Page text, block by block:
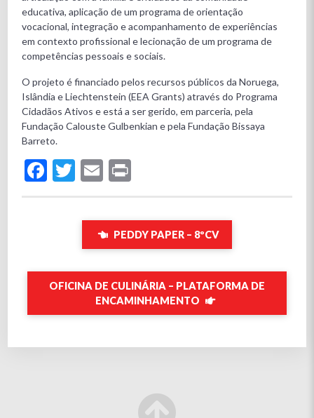
educativa, aplicação de um programa de orientação
vocacional, integração e acompanhamento de experiências
em contexto profissional e lecionação de um programa de
competências pessoais e sociais.
O projeto é financiado pelos recursos públicos da Noruega,
Islândia e Liechtenstein (EEA Grants) através do Programa
Cidadãos Ativos e está a ser gerido, em parceria, pela
Fundação Calouste Gulbenkian e pela Fundação Bissaya
Barreto.
Facebook
Twitter
Email
PEDDY PAPER – 8ºCV
OFICINA DE CULINÁRIA – PLATAFORMA DE
ENCAMINHAMENTO